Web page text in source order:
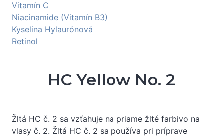
Vitamín C
Niacinamide (Vitamín B3)
Kyselina Hylaurónová
Retinol
HC Yellow No. 2
Žltá HC č. 2 sa vzťahuje na priame žlté farbivo na
vlasy č. 2. Žltá HC č. 2 sa používa pri príprave